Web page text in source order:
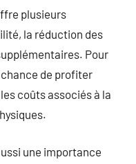
plusieurs
la réduction des
Pour
de profiter
coûts associés à la
une importance